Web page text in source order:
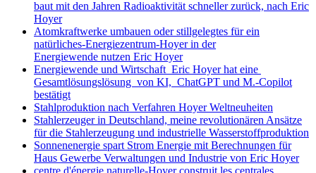
baut mit den Jahren Radioaktivität schneller zurück, nach Eric
Hoyer
Atomkraftwerke umbauen oder stillgelegtes für ein
natürliches-Energiezentrum-Hoyer in der
Energiewende nutzen Eric Hoyer
Energiewende und Wirtschaft Eric Hoyer hat eine
Gesamtlösungslösung von KI, ChatGPT und M.-Copilot
bestätigt
Stahlproduktion nach Verfahren Hoyer Weltneuheiten
Stahlerzeuger in Deutschland, meine revolutionären Ansätze
für die Stahlerzeugung und industrielle Wasserstoffproduktion
Sonnenenergie spart Strom Energie mit Berechnungen für
Haus Gewerbe Verwaltungen und Industrie von Eric Hoyer
centre d'énergie naturelle-Hoyer construit les centrales